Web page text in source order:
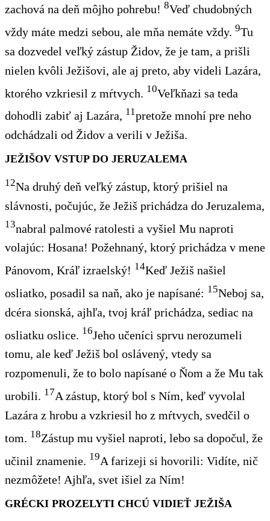
zachová na deň môjho pohrebu! 8Veď chudobných
vždy máte medzi sebou, ale mňa nemáte vždy. 9Tu
sa dozvedel veľký zástup Židov, že je tam, a prišli
nielen kvôli Ježišovi, ale aj preto, aby videli Lazára,
ktorého vzkriesil z mŕtvych.
10Veľkňazi sa teda
dohodli zabiť aj Lazára, 11pretože mnohí pre neho
odchádzali od Židov a verili v Ježiša.
JEŽIŠOV VSTUP DO JERUZALEMA
12Na druhý deň veľký zástup, ktorý prišiel na
slávnosti, počujúc, že Ježiš prichádza do Jeruzalema,
13nabral palmové ratolesti a vyšiel Mu naproti
volajúc: Hosana! Požehnaný, ktorý prichádza v mene
Pánovom, Kráľ izraelský! 14Keď Ježiš našiel
osliatko, posadil sa naň, ako je napísané: 15Neboj sa,
dcéra sionská, ajhľa, tvoj kráľ prichádza, sediac na
osliatku oslice. 16Jeho učeníci sprvu nerozumeli
tomu, ale keď Ježiš bol oslávený, vtedy sa
rozpomenuli, že to bolo napísané o Ňom a že Mu tak
urobili. 17A zástup, ktorý bol s Ním, keď vyvolal
Lazára z hrobu a vzkriesil ho z mŕtvych, svedčil o
tom. 18Zástup mu vyšiel naproti, lebo sa dopočul, že
učinil znamenie. 19A farizeji si hovorili: Vidíte, nič
nezmôžete! Ajhľa, svet išiel za Ním!
GRÉCKI PROZELYTI CHCÚ VIDIEŤ JEŽIŠA